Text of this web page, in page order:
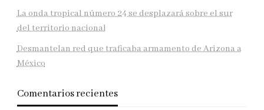
La onda tropical número 24 se desplazará sobre el sur
del territorio nacional
Desmantelan red que traficaba armamento de Arizona a
México
Comentarios recientes